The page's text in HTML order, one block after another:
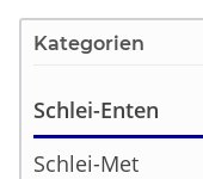
Kategorien
Schlei-Enten
Schlei-Met